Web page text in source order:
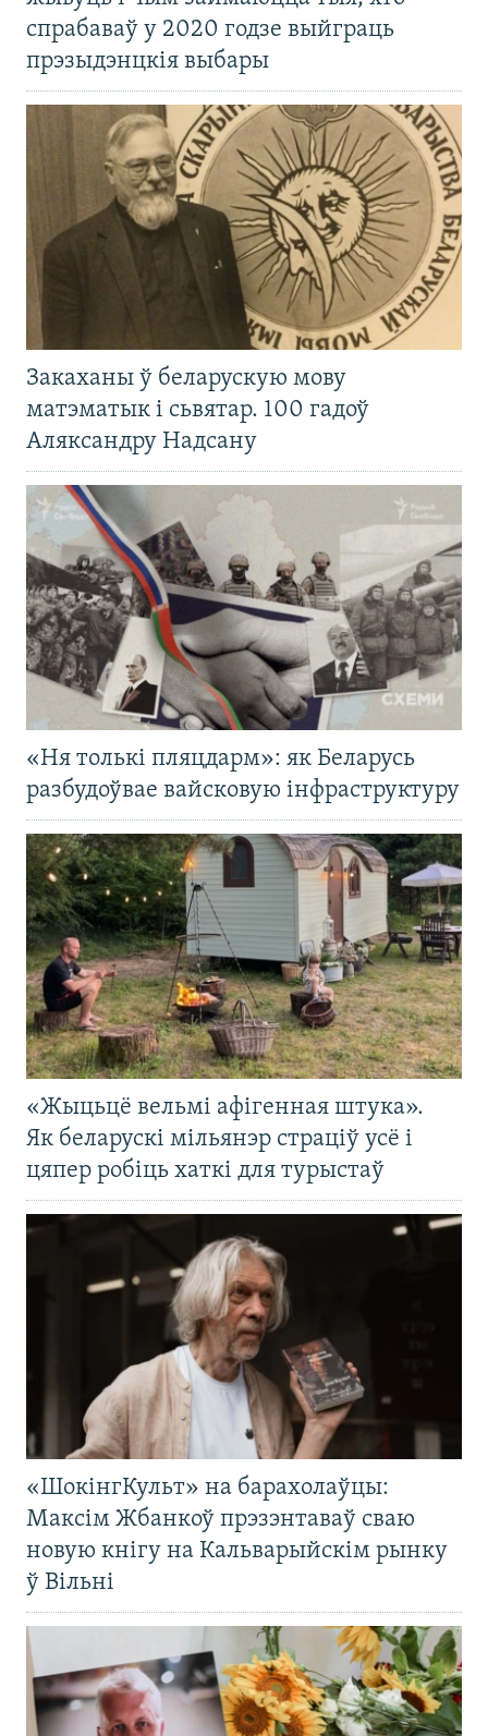
спрабаваў у 2020 годзе выйграць
прэзыдэнцкія выбары
Закаханы ў беларускую мову
матэматык і сьвятар. 100 гадоў
Аляксандру Надсану
«Ня толькі пляцдарм»: як Беларусь
разбудоўвае вайсковую інфраструктуру
«Жыцьцё вельмі афігенная штука».
Як беларускі мільянэр страціў усё і
цяпер робіць хаткі для турыстаў
«ШокінгКульт» на барахолаўцы:
Максім Жбанкоў прэзэнтаваў сваю
новую кнігу на Кальварыйскім рынку
ў Вільні